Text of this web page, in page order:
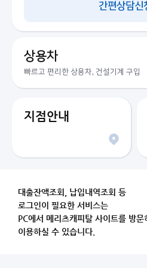
간편상담신
상용차
빠르고 편리한 상용차, 건설기계 구입
지점안내
대출잔액조회, 납입내역조회 등
로그인이 필요한 서비스는
PC에서 메리츠캐피탈 사이트를 방문
이용하실 수 있습니다.